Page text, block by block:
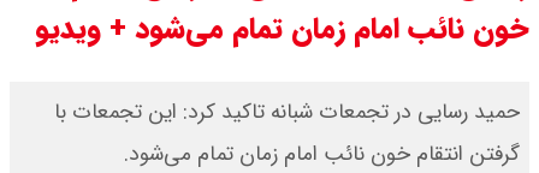
مرداد ۱۴۰۵ / قیمت سکه امامی چند؟
+ جدول
قیمت خودروهای سایپا امروز دوشنبه
خون نائب امام زمان تمام می‌شود + ویدیو
حمید رسایی در تجمعات شبانه تاکید کرد: این تجمعات با
گرفتن انتقام خون نائب امام زمان تمام می‌شود.